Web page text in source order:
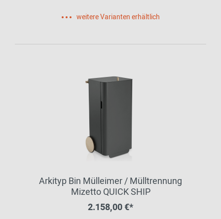
weitere Varianten erhältlich
Arkityp Bin Mülleimer / Mülltrennung
Mizetto QUICK SHIP
2.158,00 €*